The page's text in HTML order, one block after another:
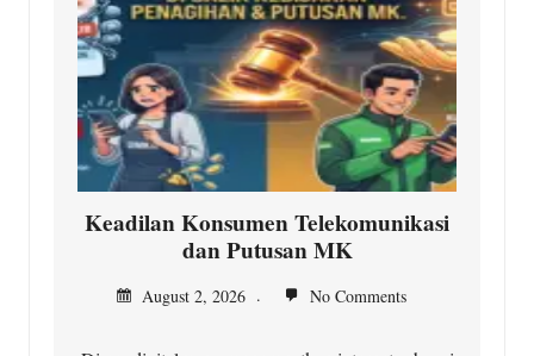
Keadilan Konsumen Telekomunikasi
dan Putusan MK
August 2, 2026 No Comments